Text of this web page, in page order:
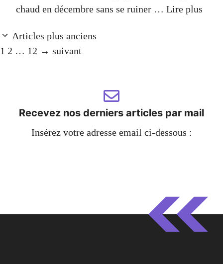
chaud en décembre sans se ruiner … Lire plus
Articles plus anciens
Page
1 Page
2 … Page
12 → suivant
Recevez nos derniers articles par mail
Insérez votre adresse email ci-dessous :